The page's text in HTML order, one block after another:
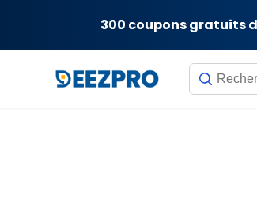
300 coupons gratuits